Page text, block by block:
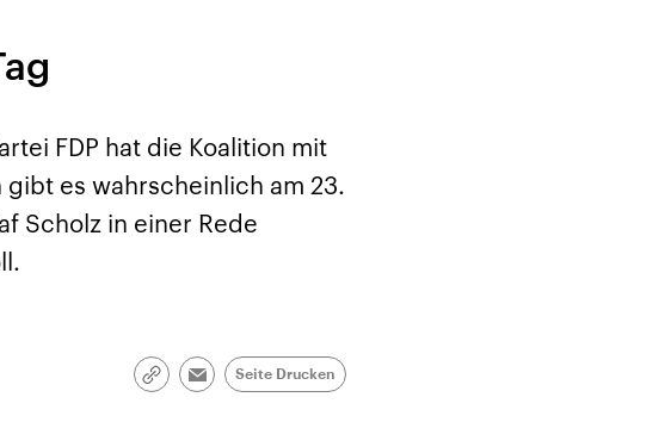
FDP hat die Koalition mit
gibt es wahrscheinlich am 23.
Scholz in einer Rede
Link
Email
Seite Drucken